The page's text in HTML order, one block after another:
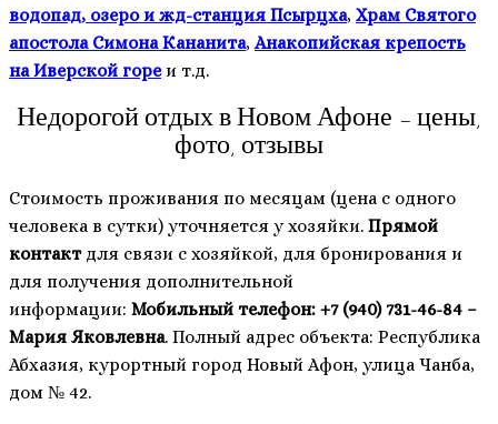
водопад, озеро и жд-станция Псырцха, Храм Святого
апостола Симона Кананита,Анакопийская крепость
на Иверской гореи т.д.
Недорогой отдых в Новом Афоне – цены,
фото, отзывы
Стоимость проживания по месяцам (цена с одного
человека в сутки) уточняется у хозяйки. Прямой
контактдля связи с хозяйкой, для бронирования и
для получения дополнительной
информации: Мобильный телефон: +7 (940) 731-46-84 –
Мария Яковлевна. Полный адрес объекта: Республика
Абхазия, курортный город Новый Афон, улица Чанба,
дом № 42.